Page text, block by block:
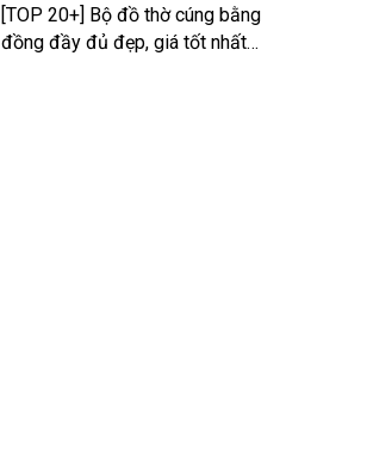
[TOP 20+] Bộ đồ thờ cúng bằng
đồng đầy đủ đẹp, giá tốt nhất